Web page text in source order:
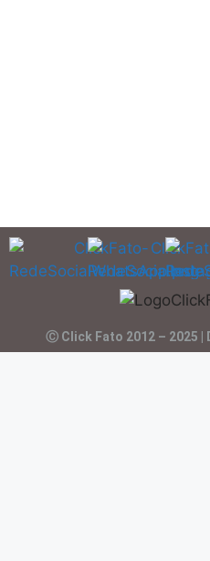
Ⓒ Click Fato 2012 – 2025 |